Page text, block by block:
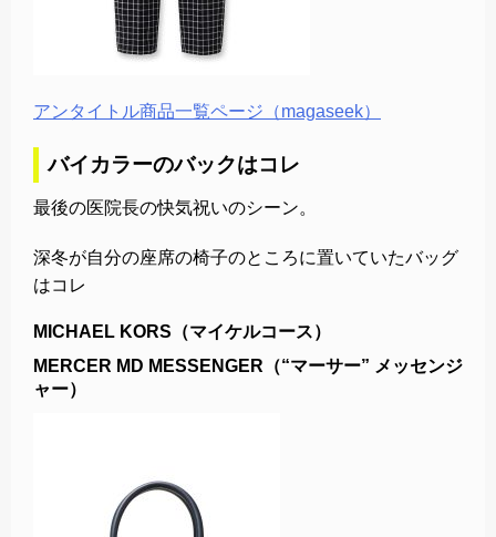
アンタイトル商品一覧ページ（magaseek）
バイカラーのバックはコレ
最後の医院長の快気祝いのシーン。
深冬が自分の座席の椅子のところに置いていたバッグ
はコレ
MICHAEL KORS（マイケルコース）
MERCER MD MESSENGER（“マーサー” メッセンジ
ャー）